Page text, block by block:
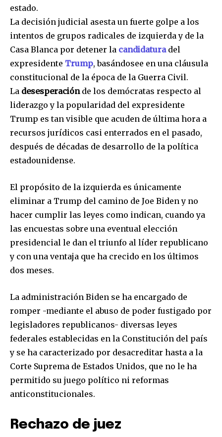
estado.
La decisión judicial asesta un fuerte golpe a los
intentos de grupos radicales de izquierda y de la
Casa Blanca por detener la candidaturadel
expresidente Trump, basándosee en una cláusula
constitucional de la época de la Guerra Civil.
La desesperaciónde los demócratas respecto al
liderazgo y la popularidad del expresidente
Trump es tan visible que acuden de última hora a
recursos jurídicos casi enterrados en el pasado,
después de décadas de desarrollo de la política
estadounidense.
El propósito de la izquierda es únicamente
eliminar a Trump del camino de Joe Biden y no
hacer cumplir las leyes como indican, cuando ya
las encuestas sobre una eventual elección
presidencial le dan el triunfo al líder republicano
y con una ventaja que ha crecido en los últimos
dos meses.
La administración Biden se ha encargado de
romper -mediante el abuso de poder fustigado por
legisladores republicanos- diversas leyes
federales establecidas en la Constitución del país
y se ha caracterizado por desacreditar hasta a la
Corte Suprema de Estados Unidos, que no le ha
permitido su juego político ni reformas
anticonstitucionales.
Rechazo de juez